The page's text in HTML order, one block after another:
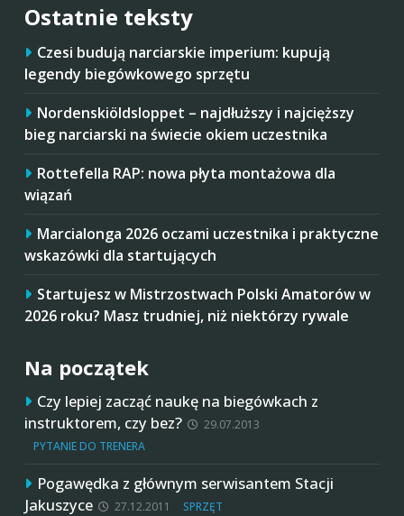
Ostatnie teksty
Czesi budują narciarskie imperium: kupują
legendy biegówkowego sprzętu
Nordenskiöldsloppet – najdłuższy i najcięższy
bieg narciarski na świecie okiem uczestnika
Rottefella RAP: nowa płyta montażowa dla
wiązań
Marcialonga 2026 oczami uczestnika i praktyczne
wskazówki dla startujących
Startujesz w Mistrzostwach Polski Amatorów w
2026 roku? Masz trudniej, niż niektórzy rywale
Na początek
Czy lepiej zacząć naukę na biegówkach z
instruktorem, czy bez?
29.07.2013
PYTANIE DO TRENERA
Pogawędka z głównym serwisantem Stacji
Jakuszyce
27.12.2011 SPRZĘT